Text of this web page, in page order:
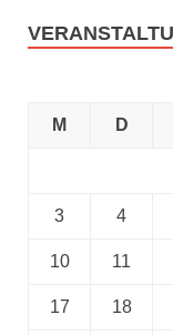
M
D
3 4
10 11
17 18